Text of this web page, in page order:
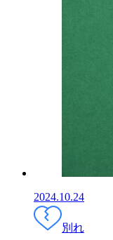
2024.10.24
別れ